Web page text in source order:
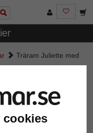
cookies
Träram Juliette med